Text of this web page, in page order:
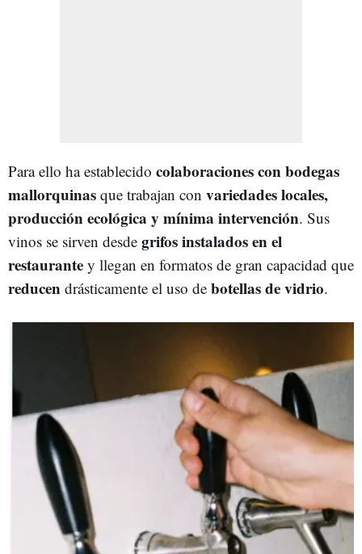
Para ello ha establecido colaboraciones con bodegas
mallorquinas que trabajan con variedades locales,
producción ecológica y mínima intervención. Sus
vinos se sirven desde grifos instalados en el
restaurante y llegan en formatos de gran capacidad que
reducen drásticamente el uso de botellas de vidrio.